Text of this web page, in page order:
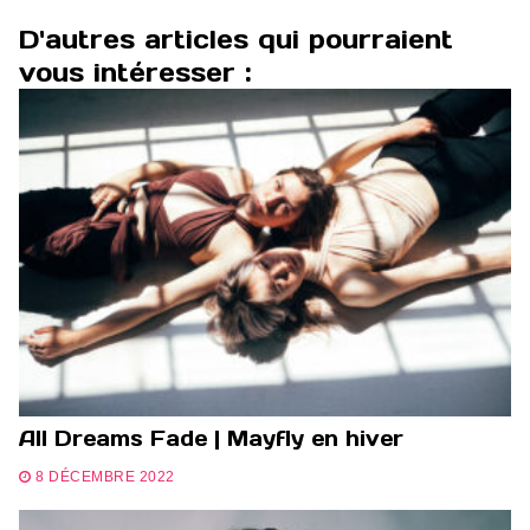
D'autres articles qui pourraient
vous intéresser :
All Dreams Fade | Mayfly en hiver
8 DÉCEMBRE 2022